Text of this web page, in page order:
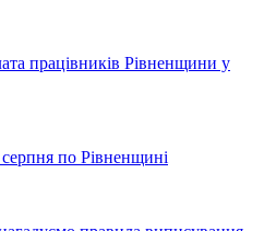
працівників Рівненщини у
по Рівненщині